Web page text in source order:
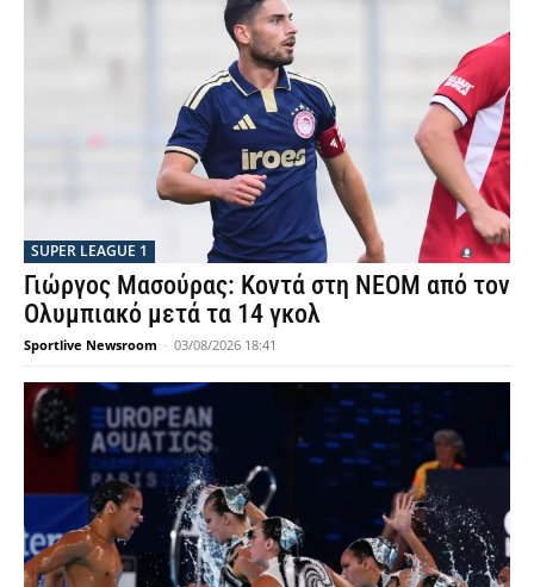
SUPER LEAGUE 1
Γιώργος Μασούρας: Κοντά στη NEOM από τον
Ολυμπιακό μετά τα 14 γκολ
Sportlive Newsroom - 03/08/2026 18:41